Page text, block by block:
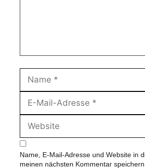
m
M
l
-
A
b
s
i
t
Name, E-Mail-Adresse und Website in
meinen nächsten Kommentar